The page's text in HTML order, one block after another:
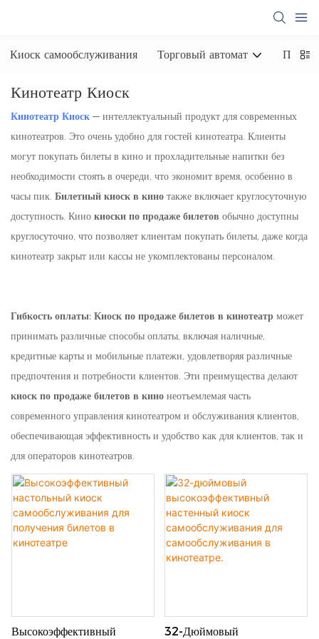
Киоск самообслуживания Торговый автомат
Кинотеатр Киоск
Кинотеатр Киоск — интеллектуальный продукт для современных
кинотеатров. Это очень удобно для гостей кинотеатра. Клиенты
могут покупать билеты в кино и прохладительные напитки без
необходимости стоять в очереди, что экономит время, особенно в
часы пик. Билетный киоск в кино также включает круглосуточную
доступность. Кино киоски по продаже билетов обычно доступны
круглосуточно, что позволяет клиентам покупать билеты, даже когда
кинотеатр закрыт или кассы не укомплектованы персоналом.
Гибкость оплаты: Киоск по продаже билетов в кинотеатр может
принимать различные способы оплаты, включая наличные,
кредитные карты и мобильные платежи, удовлетворяя различные
предпочтения и потребности клиентов. Эти преимущества делают
киоск по продаже билетов в кино неотъемлемая часть
современного управления кинотеатром и обслуживания клиентов,
обеспечивающая эффективность и удобство как для клиентов, так и
для операторов кинотеатров.
Высокоэффективный
32-Дюймовый